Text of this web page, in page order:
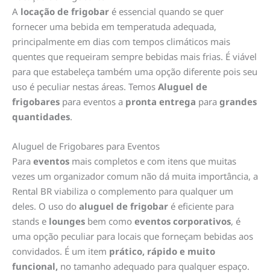
A locação de frigobar é essencial quando se quer
fornecer uma bebida em temperatuda adequada,
principalmente em dias com tempos climáticos mais
quentes que requeiram sempre bebidas mais frias. É viável
para que estabeleça também uma opção diferente pois seu
uso é peculiar nestas áreas. Temos Aluguel de
frigobares para eventos a pronta entrega para grandes
quantidades.
Aluguel de Frigobares para Eventos
Para eventos mais completos e com itens que muitas
vezes um organizador comum não dá muita importância, a
Rental BR viabiliza o complemento para qualquer um
deles. O uso do aluguel de frigobar é eficiente para
stands e lounges bem como eventos corporativos, é
uma opção peculiar para locais que forneçam bebidas aos
convidados. É um item prático, rápido e muito
funcional, no tamanho adequado para qualquer espaço.